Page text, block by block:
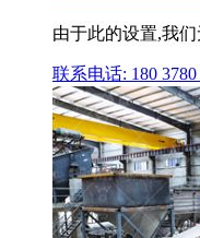
由于此的设置,我
联系电话: 180 3780